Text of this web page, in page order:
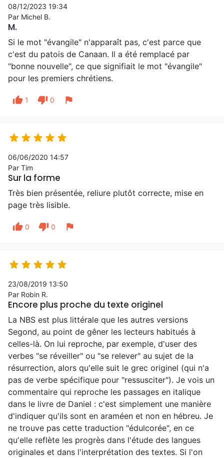
08/12/2023 19:34
Par Michel B.
M.
Si le mot "évangile" n'apparaît pas, c'est parce que
c'est du patois de Canaan. Il a été remplacé par
"bonne nouvelle", ce que signifiait le mot "évangile"
pour les premiers chrétiens.
thumb_up 1 thumb_down 0 flag
    
06/06/2020 14:57
Par Tim
Sur la forme
Très bien présentée, reliure plutôt correcte, mise en
page très lisible.
thumb_up 0 thumb_down 0 flag
    
23/08/2019 13:50
Par Robin R.
Encore plus proche du texte originel
La NBS est plus littérale que les autres versions
Segond, au point de gêner les lecteurs habitués à
celles-là. On lui reproche, par exemple, d'user des
verbes "se réveiller" ou "se relever" au sujet de la
résurrection, alors qu'elle suit le grec originel (qui n'a
pas de verbe spécifique pour "ressusciter"). Je vois un
commentaire qui reproche les passages en italique
dans le livre de Daniel : c'est simplement une manière
d'indiquer qu'ils sont en araméen et non en hébreu. Je
ne trouve pas cette traduction "édulcorée", en ce
qu'elle reflète les progrès dans l'étude des langues
originales et dans l'interprétation des textes. Si l'on